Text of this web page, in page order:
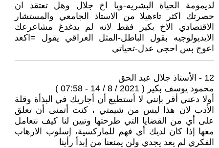
لديمومة الحياة البشريه-ويا اخ جلال وهل تعتقد ان
حصرتك اكثر تاءهيلا من الاستاذ الجامعي والمستشار
الاقتصادي الاخ بكير فقط لانه لم يدغدغ مشاعرعك
الايديولوجيه بقول الباطل-المثل العراقي يقول =اكعد
اعوج بس احجي عدل-تحياتي
12 - الأستاذ جلال عبد الحق
محمود يوسف بكير ( 2021 / 8 / 14 - 07:58 )
أولا دعني أقر بإنني لا أستطيع أن أجاريك في البذأة وقلة
الأدب لان هذا ليس من شيمتي ، كنت أتمنى أن تعلق
على أي من القضايا التي طرحتها وتبين لنا كيف نتعامل
معها إذا كان لديك أي فهم للماركسية، إسلوب الارهاب
الفكري لم يعد يجدي ولن يمنعنا من إبدأ رأينا